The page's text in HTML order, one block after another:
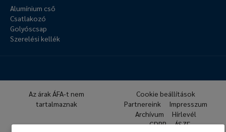
Alumínium cső
Csatlakozó
Golyóscsap
Szerelési kellék
Az árak ÁFA-t nem
tartalmaznak
Cookie beállítások
Partnereink
Impresszum
Archívum
Hírlevél
GDPR
ÁSZF